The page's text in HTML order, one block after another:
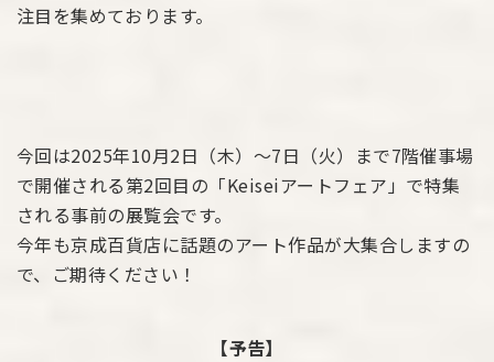
注目を集めております。
今回は2025年10月2日（木）～7日（火）まで7階催事場
で開催される第2回目の「Keiseiアートフェア」で特集
される事前の展覧会です。
今年も京成百貨店に話題のアート作品が大集合しますの
で、ご期待ください！
【予告】